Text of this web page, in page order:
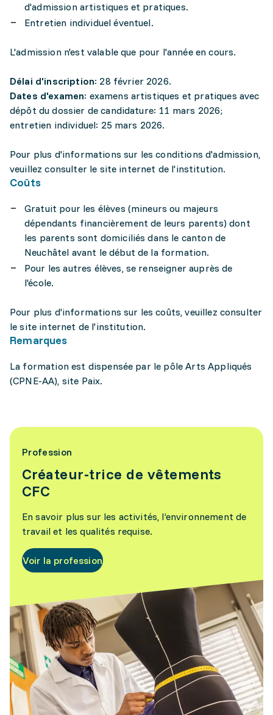
d'admission artistiques et pratiques.
Entretien individuel éventuel.
L'admission n'est valable que pour l'année en cours.
Délai d'inscription: 28 février 2026.
Dates d'examen: examens artistiques et pratiques avec
dépôt du dossier de candidature: 11 mars 2026;
entretien individuel: 25 mars 2026.
Pour plus d'informations sur les conditions d'admission,
veuillez consulter le site internet de l'institution.
Coûts
Gratuit pour les élèves (mineurs ou majeurs
dépendants financièrement de leurs parents) dont
les parents sont domiciliés dans le canton de
Neuchâtel avant le début de la formation.
Pour les autres élèves, se renseigner auprès de
l'école.
Pour plus d'informations sur les coûts, veuillez consulter
le site internet de l'institution.
Remarques
La formation est dispensée par le pôle Arts Appliqués
(CPNE-AA), site Paix.
Profession
Créateur-trice de vêtements
CFC
En savoir plus sur les activités, l’environnement de
travail et les qualités requise.
Voir la profession